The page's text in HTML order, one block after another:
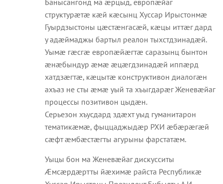
структурæтæ кæй кæсынц Хуссар Ирыстонмæ
Гуырдзыстоны цæстæнгасæй, кæцы иттæг дард
у адæймаджы бартыл реалон тыхстдзинадæй.
Уымæ гæсгæ европæйæгтæ саразынц бынтон
æнæбындур æмæ æцæгдзинадæй иппæрд
хатдзæгтæ, кæцытæ конструктивон диалогæн
ахъаз не сты æмæ уый та хъыгдарæг Женевæйаг
процессы позитивон цыдæн.
Серьезон хъусдард здæхт уыд гуманитарон
тематикæмæ, фыццаджыдæр РХИ æбæрæгæй
сæфт æмбæстæгты агурыны фарстатæм.
Уыцы бон ма Женевæйаг дискусситы
Æмсæрдæртты йæхимæ райста Республикæ